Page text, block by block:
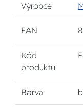
Výrobce
EAN
Kód
produktu
Barva